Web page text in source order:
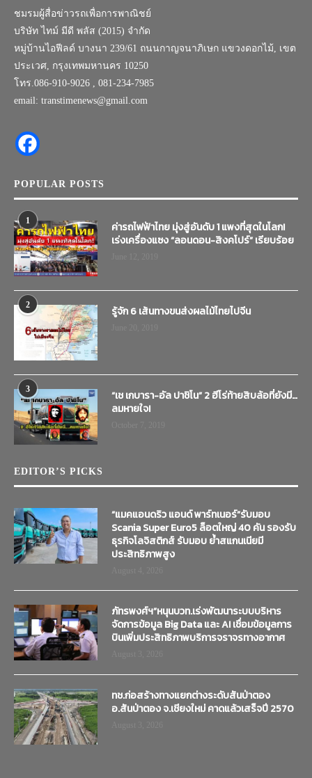
ชมรมผู้สื่อข่าวรถเพื่อการพาณิชย์
บริษัท ไทม์ มีดี พลัส (2015) จำกัด
หมู่บ้านไอฟีลด์ บางนา 239/61 ถนนกาญจนาภิเษก แขวงดอกไม้, เขต
ประเวศ, กรุงเทพมหานคร 10250
โทร.086-910-9026 , 081-234-7985
email: transtimenews@gmail.com
POPULAR POSTS
1
ค่ารถไฟฟ้าไทย มุ่งสู่อันดับ 1 แพงที่สุดในโลก!
เร่งเครื่องแซง “ลอนดอน-สิงคโปร์” เรียบร้อย
2 รู้จัก 6 เส้นทางขนส่งผลไม้ไทยไปจีน
3
“เช เกบารา-อัล ปาชิโน” 2 ฮีโร่ท้ายสิบล้อที่ยังมี…
ลมหายใจ!
EDITOR’S PICKS
“แมคแอนดริว แอนด์ พาร์ทเนอร์”รับมอบ
Scania Super Euro5 ล็อตใหญ่ 40 คัน รองรับ
ธุรกิจโลจิสติกส์ รับมอบ ย้ำสแกนเนียมี
ประสิทธิภาพสูง
ภัทรพงศ์ฯ”หนุนบวท.เร่งพัฒนาระบบบริหาร
จัดการข้อมูล Big Data และ AI เชื่อมข้อมูลการ
บินเพิ่มประสิทธิภาพบริการจราจรทางอากาศ
ทช.ก่อสร้างทางแยกต่างระดับสันป่าตอง
อ.สันป่าตอง จ.เชียงใหม่ คาดแล้วเสร็จปี 2570